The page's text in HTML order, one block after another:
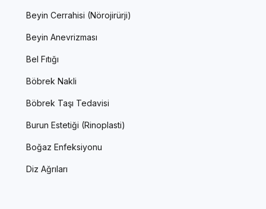
Beyin Cerrahisi (Nörojirürji)
Beyin Anevrizması
Bel Fıtığı
Böbrek Nakli
Böbrek Taşı Tedavisi
Burun Estetiği (Rinoplasti)
Boğaz Enfeksiyonu
Diz Ağrıları